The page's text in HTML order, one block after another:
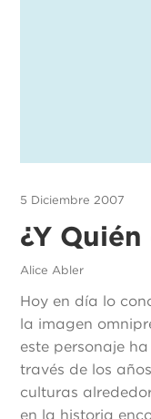
5 Diciembre 2007
¿Y
Alice Abler
Hoy en día lo
la imagen
este personaje
través de los
culturas
en la historia